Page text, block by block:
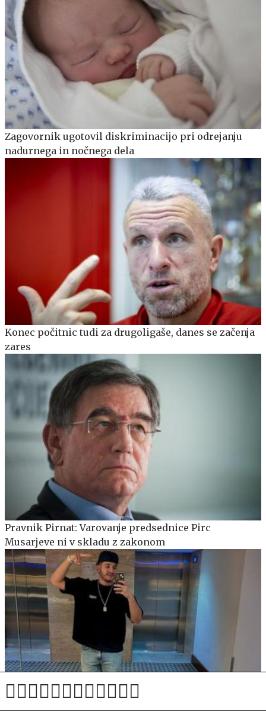
Zagovornik ugotovil diskriminacijo pri odrejanju
nadurnega in nočnega dela
Konec počitnic tudi za drugoligaše, danes se začenja
zares
Pravnik Pirnat: Varovanje predsednice Pirc
Musarjeve ni v skladu z zakonom